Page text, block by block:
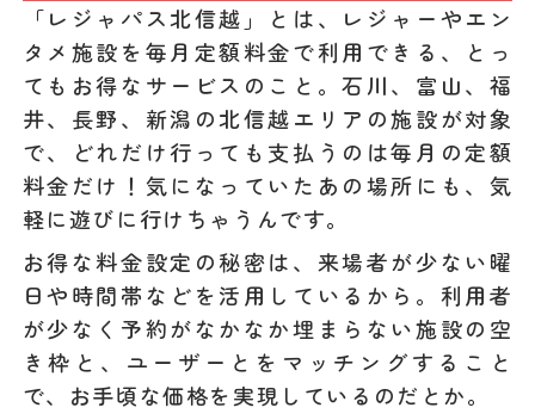
「レジャパス北信越」とは、レジャーやエン
タメ施設を毎月定額料金で利用できる、とっ
てもお得なサービスのこと。石川、富山、福
井、長野、新潟の北信越エリアの施設が対象
で、どれだけ行っても支払うのは毎月の定額
料金だけ！気になっていたあの場所にも、気
軽に遊びに行けちゃうんです。
お得な料金設定の秘密は、来場者が少ない曜
日や時間帯などを活用しているから。利用者
が少なく予約がなかなか埋まらない施設の空
き枠と、ユーザーとをマッチングすること
で、お手頃な価格を実現しているのだとか。